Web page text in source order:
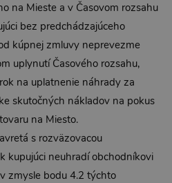
na Mieste a v Časovom rozsahu
bez predchádzajúceho
kúpnej zmluvy neprevezme
uplynutí Časového rozsahu,
na uplatnenie náhrady za
skutočných nákladov na pokus
na Miesto.
s rozväzovacou
kupujúci neuhradí obchodníkovi
zmysle bodu 4.2 týchto